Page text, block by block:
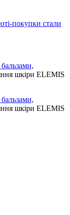
покупки стали
бальзами,
шкіри ELEMIS
бальзами,
шкіри ELEMIS